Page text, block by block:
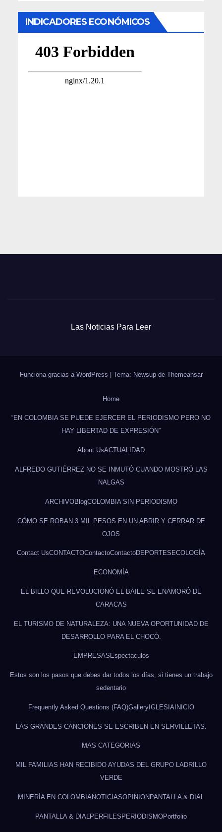
INDICADORES ECONÓMICOS
Las Noticias Para Leer
Funciona gracias a WordPress Tema: Newsup de Themeansar
Home
“EN COLOMBIA SE PUEDE EJERCER EL PERIODISMO PERO NO
HAY LIBERTAD DE EXPRESIÓN”
About UsACTUALIDAD
ALFREDO GUTIÉRREZ NO SE INMUTÓ CUANDO MOSTRÓ LAS
NALGAS
ARCHIVOBlogCOLOMBIA SIN PERIODISMO
CÓMO SE ROBAN 3 MIL PESOS EN UN ABRIR Y CERRAR DE
OJOS
Contact UsCONTACTOContactoContactoDEPORTES ECOLOGÍA
ECONOMÍA
EL BILLO QUE REVOLUCIONÓ EL BAILE SE ENAMORÓ DE
CARACAS
EL TURISMO DE NATURALEZA: UNA NUEVA OPORTUNIDAD DE
DESARROLLO PARA EL CHOCÓ.
EMPRESAS Espectaculos
Estos son los pasos que debes dar todos los días, si tienes un trabajo
sedentario
Frequently Asked Questions (FAQ)GalleryIGLESIA INICIO
LAS GRANDES CANCIONES SE ESCRIBEN EN SERVILLETAS.
MAS CATEGORIAS
MIL FAMILIAS HAN RECIBIDO AYUDAS DEL GRUPO LADRILLO
VERDE
MINERÍA EN COLOMBIA NOTICIASOPINION PANTALLA & DIAL
PANTALLA & DIAL PERFILES PERIODISMOPortfolio